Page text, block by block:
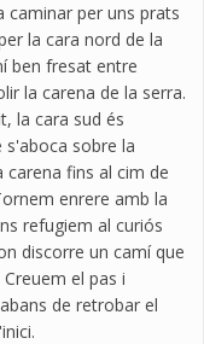
caminar per uns prats
la cara nord de la
ben fresat entre
la carena de la serra.
la cara sud és
sobre la
carena fins al cim de
enrere amb la
refugiem al curiós
discorre un camí que
el pas i
de retrobar el